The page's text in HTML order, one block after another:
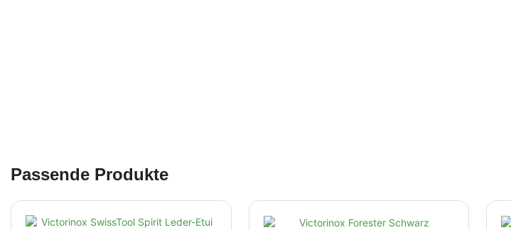
Passende Produkte